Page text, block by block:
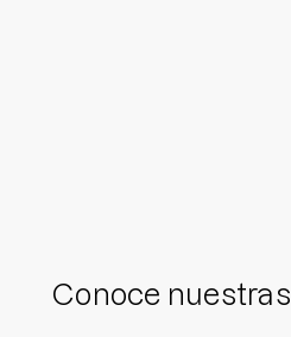
Conoce nuestras